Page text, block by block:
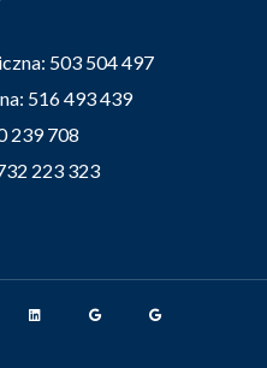
503 504 497
516 493 439
239 708
223 323